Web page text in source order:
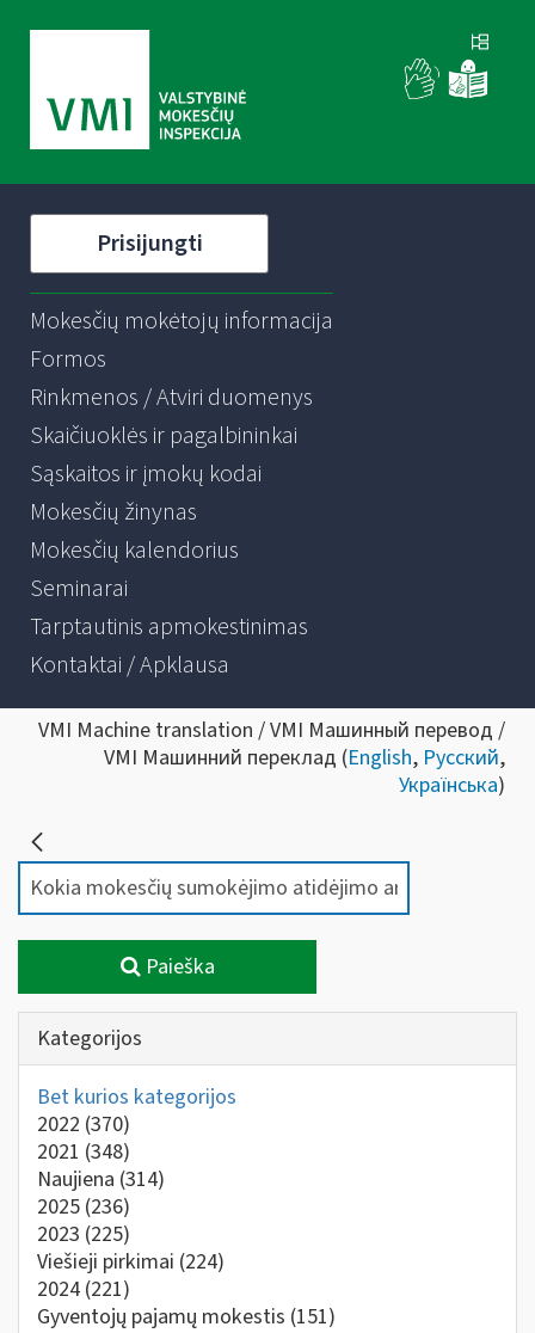
Prisijungti
Mokesčių mokėtojų informacija
Formos
Rinkmenos / Atviri duomenys
Skaičiuoklės ir pagalbininkai
Sąskaitos ir įmokų kodai
Mokesčių žinynas
Mokesčių kalendorius
Seminarai
Tarptautinis apmokestinimas
Kontaktai / Apklausa
VMI Machine translation / VMI Машинный перевод /
VMI Машинний переклад (English, Русский,
Українська)
Paieška
Kategorijos
Bet kurios kategorijos
2022 (370)
2021 (348)
Naujiena (314)
2025 (236)
2023 (225)
Viešieji pirkimai (224)
2024 (221)
Gyventojų pajamų mokestis (151)